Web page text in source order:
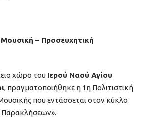
– Προσευχητική
χώρο του Ιερού Ναού Αγίου
, πραγματοποιήθηκε η 1η Πολιτιστική
που εντάσσεται στον κύκλο
Παρακλήσεων».